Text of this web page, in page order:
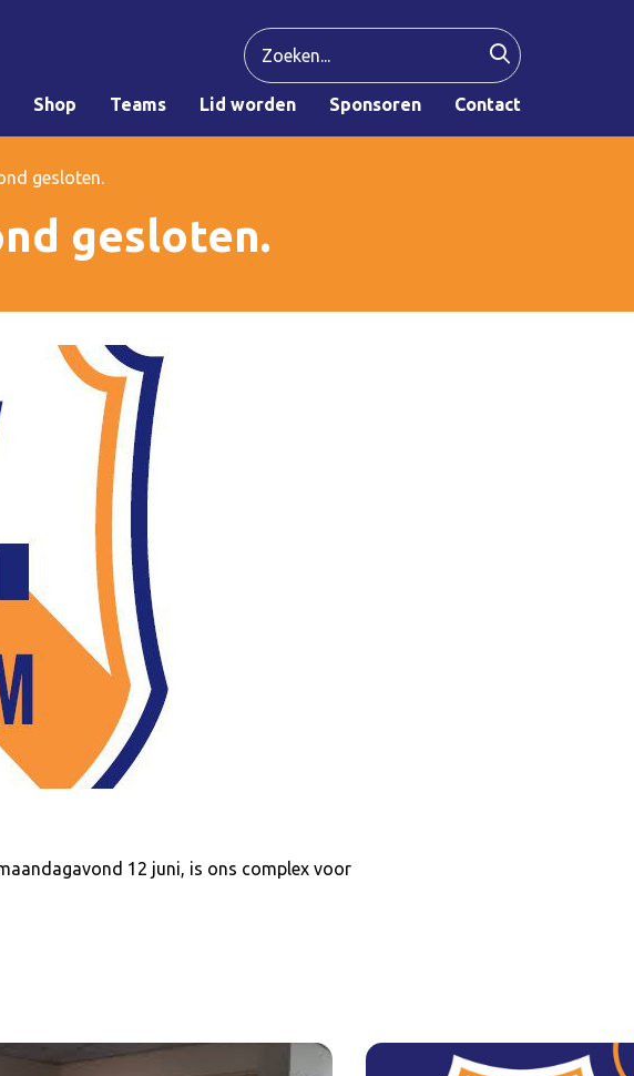
Shop Teams Lid worden Sponsoren Contact
gesloten.
gesloten.
12 juni, is ons complex voor